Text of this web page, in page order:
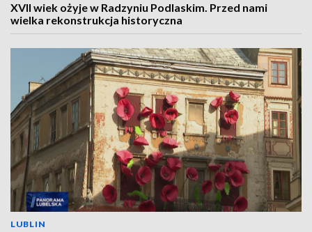
XVII wiek ożyje w Radzyniu Podlaskim. Przed nami
wielka rekonstrukcja historyczna
LUBLIN